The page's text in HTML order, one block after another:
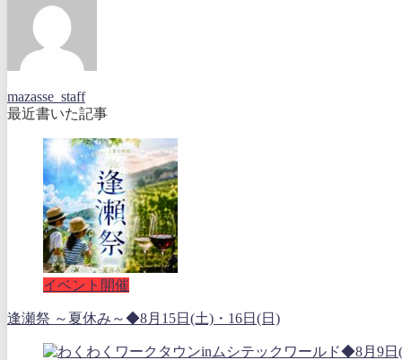
mazasse_staff
最近書いた記事
イベント開催
逢瀬祭 ～夏休み～◆8月15日(土)・16日(日)